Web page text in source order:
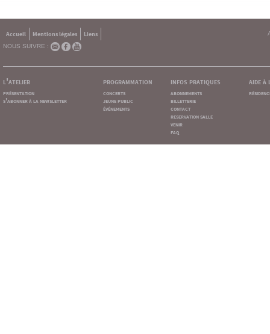
Accueil Mentions légales
Liens
NOUS SUIVRE :
l'atelier
présentation
s'abonner à la newsletter
programmation
concerts
jeune public
événements
infos pratiques
abonnements
billetterie
contact
reservation salle
venir
faq
aide